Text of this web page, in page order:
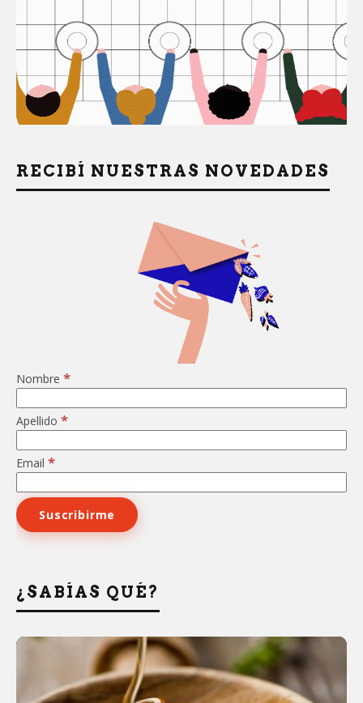
RECIBÍ NUESTRAS NOVEDADES
Nombre *
Apellido *
Email *
¿SABÍAS QUÉ?